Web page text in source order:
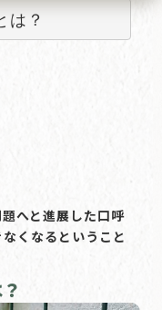
は？
へと進展した口呼
くなるということ